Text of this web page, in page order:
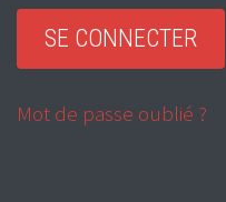
Mot de passe oublié ?